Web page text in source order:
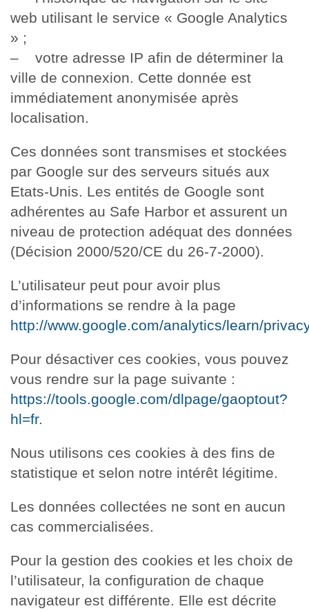
web utilisant le service « Google Analytics
» ;
– votre adresse IP afin de déterminer la
ville de connexion. Cette donnée est
immédiatement anonymisée après
localisation.
Ces données sont transmises et stockées
par Google sur des serveurs situés aux
Etats-Unis. Les entités de Google sont
adhérentes au Safe Harbor et assurent un
niveau de protection adéquat des données
(Décision 2000/520/CE du 26-7-2000).
L’utilisateur peut pour avoir plus
d’informations se rendre à la page
http://www.google.com/analytics/learn/
Pour désactiver ces cookies, vous pouvez
vous rendre sur la page suivante :
https://tools.google.com/dlpage/gaoptout?
hl=fr.
Nous utilisons ces cookies à des fins de
statistique et selon notre intérêt légitime.
Les données collectées ne sont en aucun
cas commercialisées.
Pour la gestion des cookies et les choix de
l’utilisateur, la configuration de chaque
navigateur est différente. Elle est décrite